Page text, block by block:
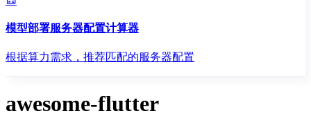
模型部署服务器配置计算器
根据算力需求，推荐匹配的服务器配置
awesome-flutter